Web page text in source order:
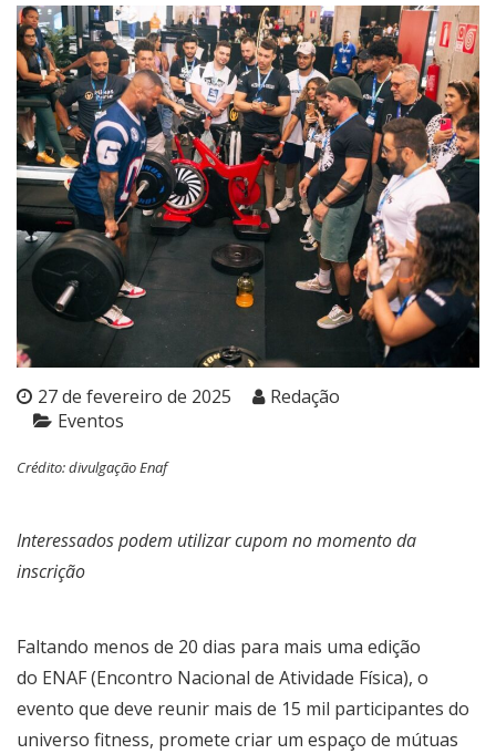
27 de fevereiro de 2025
Redação
Eventos
Crédito: divulgação Enaf
Interessados podem utilizar cupom no momento da
inscrição
Faltando menos de 20 dias para mais uma edição
do ENAF (Encontro Nacional de Atividade Física), o
evento que deve reunir mais de 15 mil participantes do
universo fitness, promete criar um espaço de mútuas